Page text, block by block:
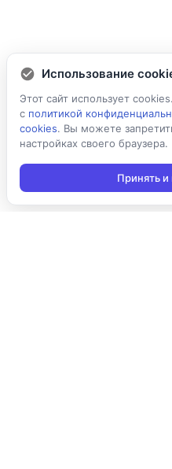
Использование
Этот сайт использует
с политикой
cookies. Вы можете
настройках своего браузера.
Принять